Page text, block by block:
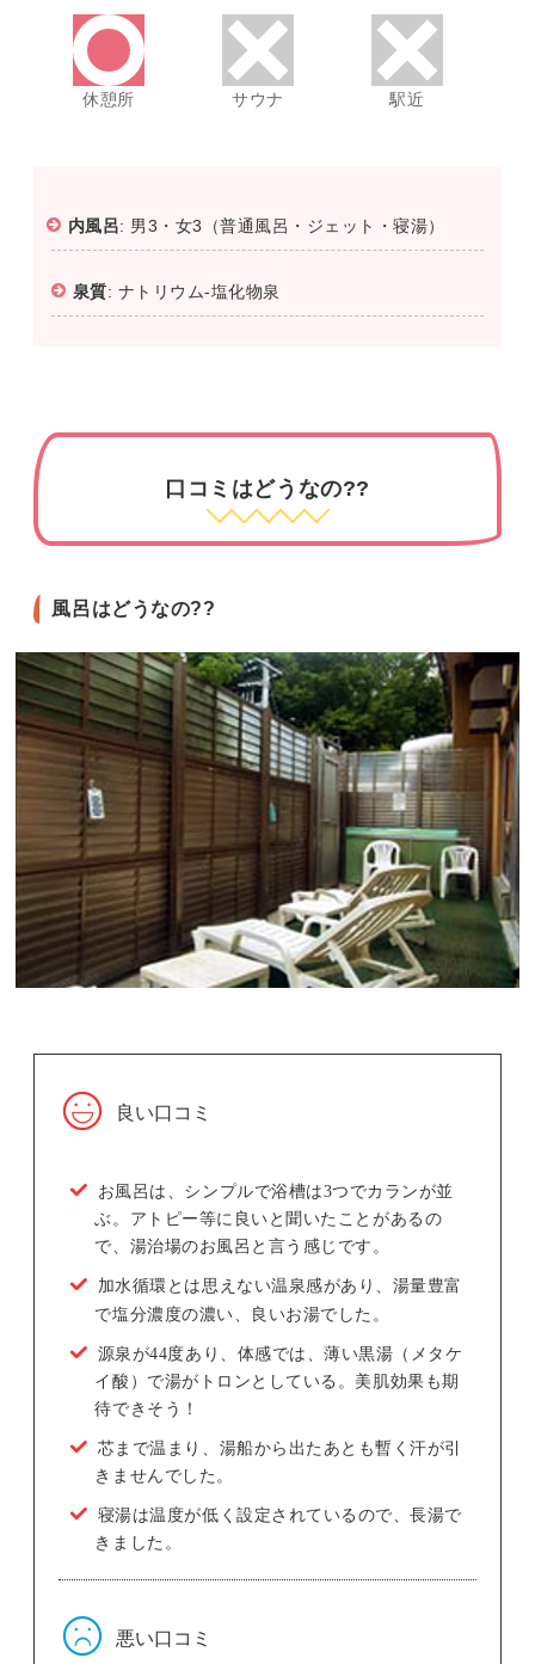
休憩所 サウナ 駅近
内風呂: 男3・女3（普通風呂・ジェット・寝湯）
泉質: ナトリウム-塩化物泉
口コミはどうなの??
風呂はどうなの??
良い口コミ
お風呂は、シンプルで浴槽は3つでカランが並
ぶ。アトピー等に良いと聞いたことがあるの
で、湯治場のお風呂と言う感じです。
加水循環とは思えない温泉感があり、湯量豊富
で塩分濃度の濃い、良いお湯でした。
源泉が44度あり、体感では、薄い黒湯（メタケ
イ酸）で湯がトロンとしている。美肌効果も期
待できそう！
芯まで温まり、湯船から出たあとも暫く汗が引
きませんでした。
寝湯は温度が低く設定されているので、長湯で
きました。
悪い口コミ